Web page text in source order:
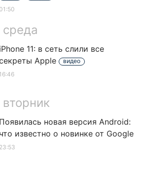
01:50
среда
iPhone 11: в сеть слили все
Apple
видео
16:46
Появилась новая версия Android:
что известно о новинке от Google
23:53